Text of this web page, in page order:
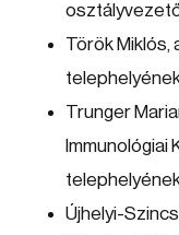
Török Miklós,
Trunger
Immunológiai
Újhelyi-